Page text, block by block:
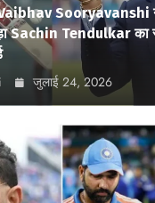
Sooryavanshi
Sachin Tendulkar का
जुलाई 24, 2026